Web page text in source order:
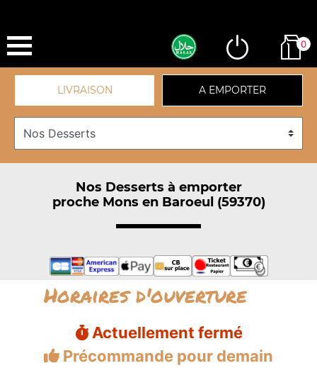
0
LIVRAISON A EMPORTER
Nos Desserts à emporter
proche Mons en Baroeul (59370)
Horaires d'ouverture
Actuellement fermé
Précommande pour demain